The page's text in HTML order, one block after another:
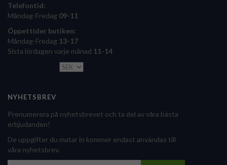
Telefontid:
Måndag-Fredag 09-11
Öppettider butiken:
Måndag-Fredag 13-17
Sista lördagen varje månad 11-14
NYHETSBREV
Prenumerera på nyhetsbrevet och ta del av våra bästa
erbjudanden!
De uppgifter du matar in kommer endast användas till
våra nyhetsbrev.